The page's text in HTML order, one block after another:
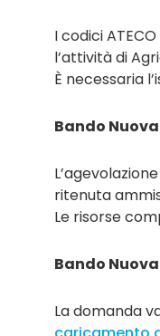
I codici
l’attività di
È necessaria
Bando
ritenuta
Le risorse
Bando
La domanda